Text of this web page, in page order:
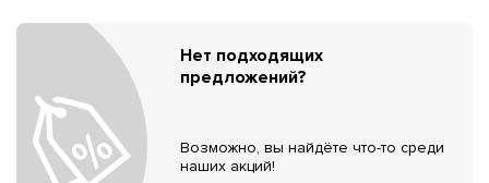
Нет подходящих
предложений?
Возможно, вы найдёте что-то среди
наших акций!